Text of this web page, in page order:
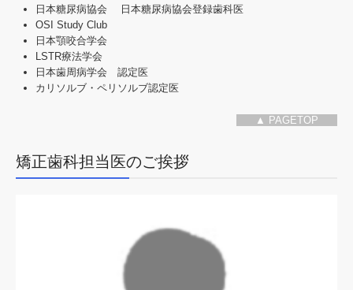
日本糖尿病協会 日本糖尿病協会登録歯科医
OSI Study Club
日本顎咬合学会
LSTR療法学会
日本歯周病学会 認定医
カリソルブ・ペリソルブ認定医
▲ PAGETOP
矯正歯科担当医のご挨拶